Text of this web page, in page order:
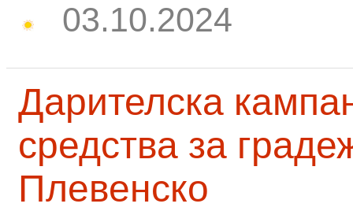
03.10.2024
Дарителска
средства за
Плевенско